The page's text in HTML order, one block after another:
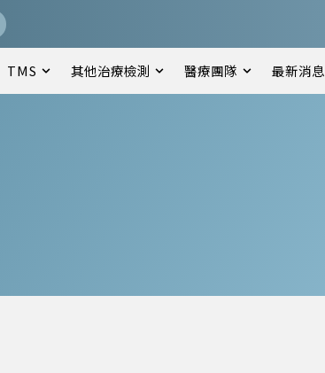
TMS 其他治療檢測 醫療團隊 最新消息